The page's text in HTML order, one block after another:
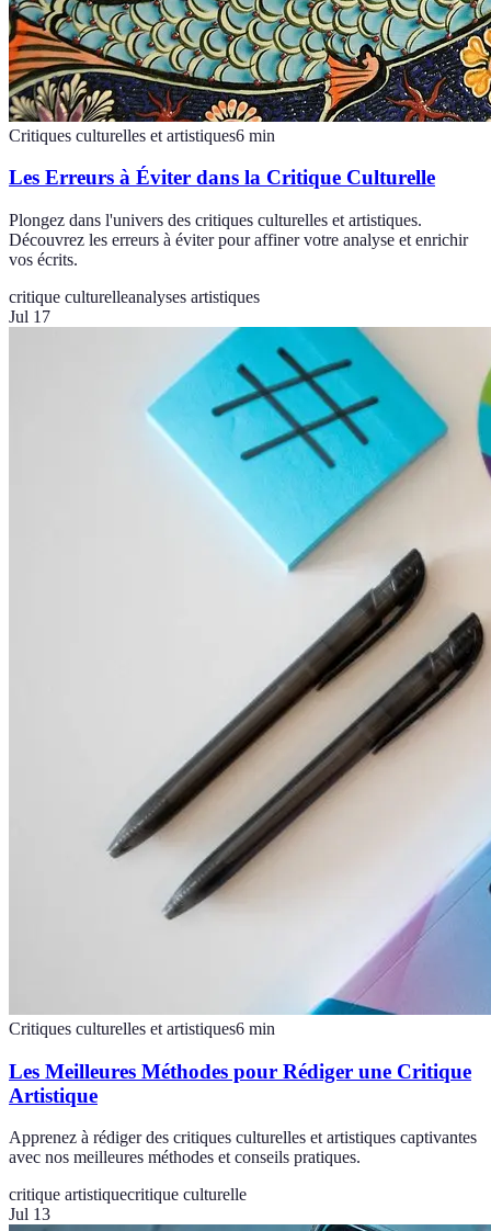
Critiques culturelles et artistiques6 min
Les Erreurs à Éviter dans la Critique Culturelle
Plongez dans l'univers des critiques culturelles et artistiques.
Découvrez les erreurs à éviter pour affiner votre analyse et enrichir
vos écrits.
critique culturelleanalyses artistiques
Jul 17
Critiques culturelles et artistiques6 min
Les Meilleures Méthodes pour Rédiger une Critique
Artistique
Apprenez à rédiger des critiques culturelles et artistiques captivantes
avec nos meilleures méthodes et conseils pratiques.
critique artistiquecritique culturelle
Jul 13